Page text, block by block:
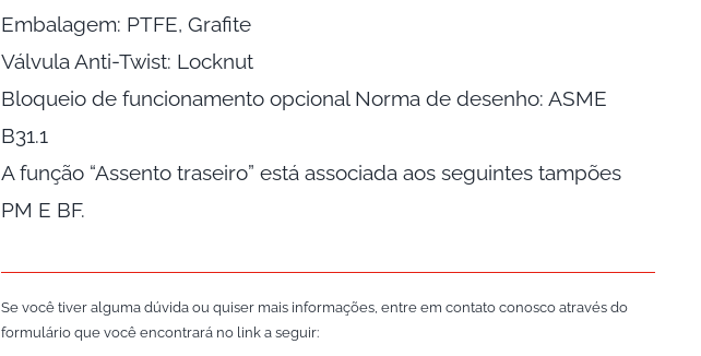
Embalagem: PTFE, Grafite
Válvula Anti-Twist: Locknut
Bloqueio de funcionamento opcional Norma de desenho: ASME
B31.1
A função “Assento traseiro” está associada aos seguintes tampões
PM E BF.
Se você tiver alguma dúvida ou quiser mais informações, entre em contato conosco através do
formulário que você encontrará no link a seguir: